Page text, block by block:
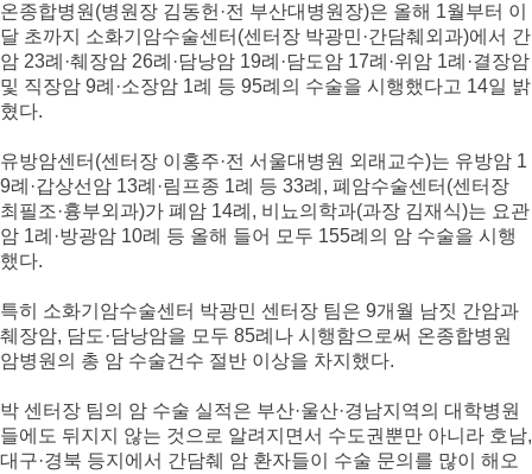
온종합병원(병원장 김동헌·전 부산대병원장)은 올해 1월부터 이
달 초까지 소화기암수술센터(센터장 박광민·간담췌외과)에서 간
암 23례·췌장암 26례·담낭암 19례·담도암 17례·위암 1례·결장암
및 직장암 9례·소장암 1례 등 95례의 수술을 시행했다고 14일 밝
혔다.
유방암센터(센터장 이홍주·전 서울대병원 외래교수)는 유방암 1
9례·갑상선암 13례·림프종 1례 등 33례, 폐암수술센터(센터장
최필조·흉부외과)가 폐암 14례, 비뇨의학과(과장 김재식)는 요관
암 1례·방광암 10례 등 올해 들어 모두 155례의 암 수술을 시행
했다.
특히 소화기암수술센터 박광민 센터장 팀은 9개월 남짓 간암과
췌장암, 담도·담낭암을 모두 85례나 시행함으로써 온종합병원
암병원의 총 암 수술건수 절반 이상을 차지했다.
박 센터장 팀의 암 수술 실적은 부산·울산·경남지역의 대학병원
들에도 뒤지지 않는 것으로 알려지면서 수도권뿐만 아니라 호남,
대구·경북 등지에서 간담췌 암 환자들이 수술 문의를 많이 해오